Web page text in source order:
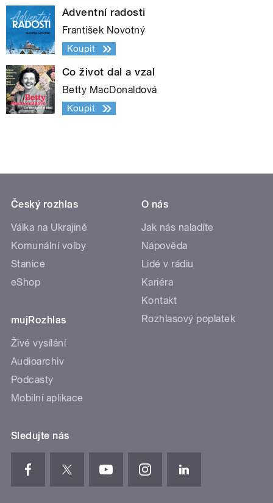
Adventní radosti
František Novotný
Koupit
Co život dal a vzal
Betty MacDonaldová
Koupit
Český rozhlas
Válka na Ukrajině
Komunální volby
Stanice
eShop
mujRozhlas
Živé vysílání
Audioarchiv
Podcasty
Mobilní aplikace
O nás
Jak nás naladíte
Nápověda
Lidé v rádiu
Kariéra
Kontakt
Rozhlasový poplatek
Sledujte nás